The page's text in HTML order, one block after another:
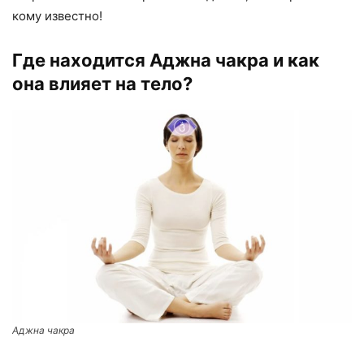
кому известно!
Где находится Аджна чакра и как
она влияет на тело?
Аджна чакра